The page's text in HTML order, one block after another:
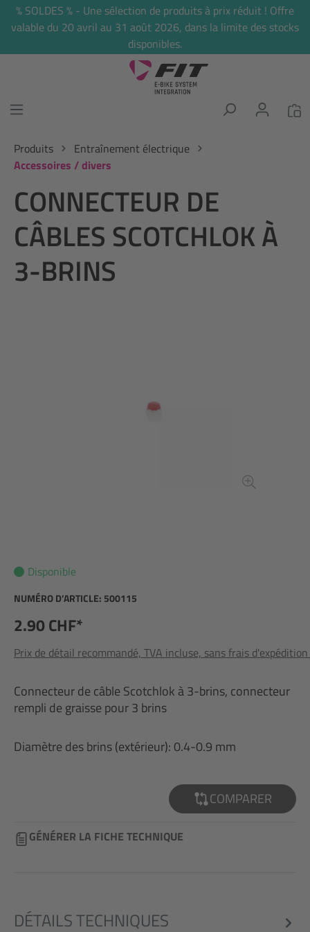
principal
% SOLDES % - Une sélection de produits à prix réduit ! Offre
valable du 20 avril au 31 août 2026, dans la limite des stocks
disponibles.
Produits
Entraînement électrique
Accessoires / divers
CONNECTEUR DE
CÂBLES SCOTCHLOK À
3-BRINS
Disponible
NUMÉRO D’ARTICLE: 500115
2.90 CHF*
Prix de détail recommandé, TVA incluse, sans frais
Connecteur de câble Scotchlok à 3-brins, connecteur
rempli de graisse pour 3 brins
Diamètre des brins (extérieur): 0.4-0.9 mm
COMPARER
GÉNÉRER LA FICHE TECHNIQUE
DÉTAILS TECHNIQUES